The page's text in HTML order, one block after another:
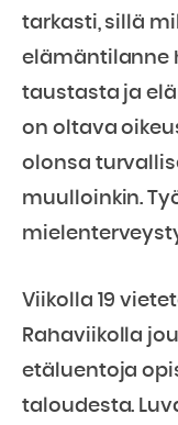
tarkasti, sillä
elämäntilanne
taustasta ja
on oltava
olonsa
muulloinkin.
Viikolla 19
Rahaviikolla
etäluentoja
taloudesta.